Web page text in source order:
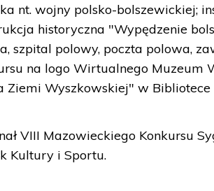
nt. wojny polsko-bolszewickiej;
historyczna "Wypędzenie
szpital polowy, poczta polowa,
na logo Wirtualnego Muzeum
Ziemi Wyszkowskiej" w Bibliotece
VIII Mazowieckiego Konkursu
Kultury i Sportu.